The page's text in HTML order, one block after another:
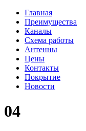
Главная
Преимущества
Каналы
Схема работы
Антенны
Цены
Контакты
Покрытие
Новости
04